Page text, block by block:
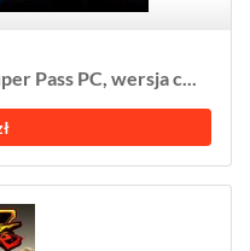
Pass PC, wersja c...